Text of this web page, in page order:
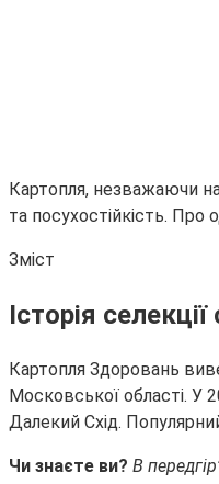
Картопля, незважаючи
та посухостійкість. Про
Зміст
Історія
Картопля Здоровань
Московської області. У
Далекий Схід.
Чи знаєте ви? В